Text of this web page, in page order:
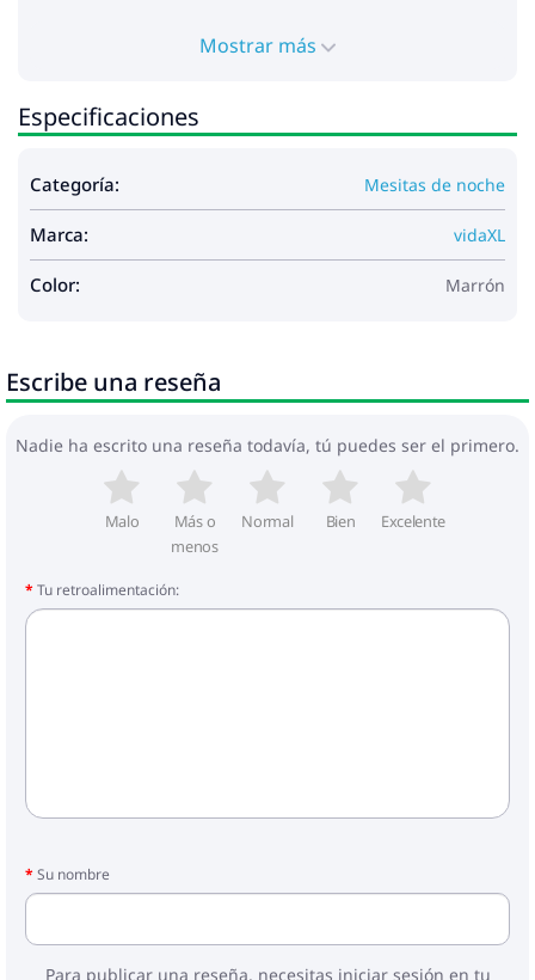
Mostrar más
Especificaciones
Categoría: Mesitas de noche
Marca: vidaXL
Color: Marrón
Escribe una reseña
Nadie ha escrito una reseña todavía, tú puedes ser el primero.
Malo
Más o
menos
Normal Bien Excelente
Tu retroalimentación:
Su nombre
Para publicar una reseña, necesitas iniciar sesión en tu